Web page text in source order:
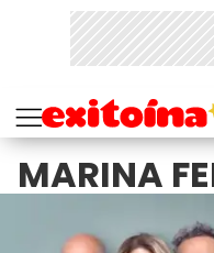
MARINA